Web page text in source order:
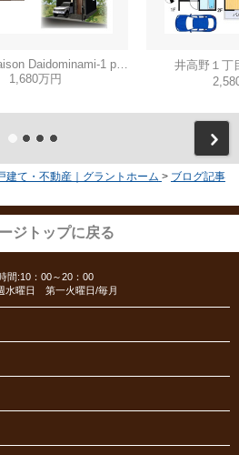
GRANT-Maison Daidominami-1 part3
1,680万円
井高野１
建て・不動産｜グラントホーム > ブログ記事
ジトップに戻る
間:10：00～20：00
水曜日 第一火曜日/毎月